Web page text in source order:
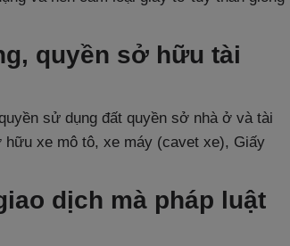
quyền sở hữu tài
sử dụng đất quyền sở nhà ở và tài
hữu xe mô tô, xe máy (cavet xe), Giấy
dịch mà pháp luật